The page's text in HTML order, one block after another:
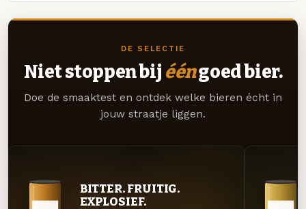
DE SELECTIE
Niet stoppen bij ééngoed bier.
Doe de smaaktest en ontdek welke bieren écht in
jouw straatje liggen.
BITTER. FRUITIG.
EXPLOSIEF.